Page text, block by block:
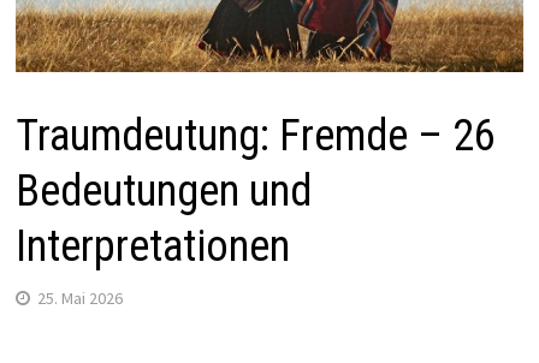
Traumdeutung: Fremde – 26
Bedeutungen und
Interpretationen
25. Mai 2026